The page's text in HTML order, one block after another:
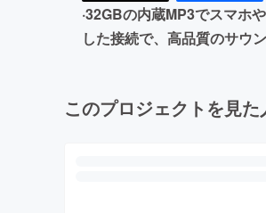
·32GBの内蔵MP3でスマホ
した接続で、高品質のサウ
このプロジェクトを見